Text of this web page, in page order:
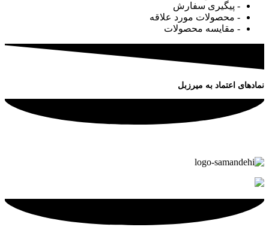
- پیگیری سفارش
- محصولات مورد علاقه
- مقایسه محصولات
نمادهای اعتماد به میرزبل